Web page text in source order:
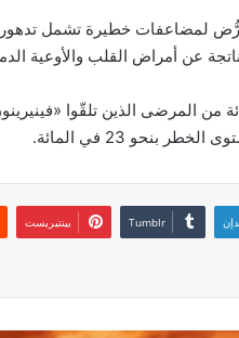
لمضاعفات خطيرة تشمل تدهور
عن أمراض القلب والأوعية
23 في المائة.
بينتيريست